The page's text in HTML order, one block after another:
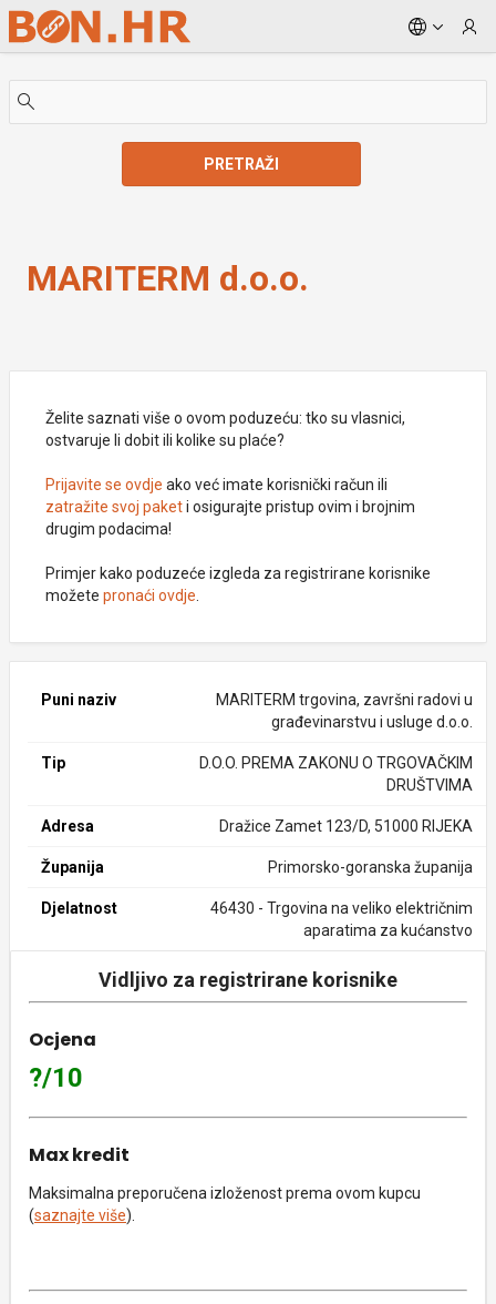
Skip to Main Content
PRETRAŽI
MARITERM d.o.o.
Želite saznati više o ovom poduzeću: tko su vlasnici,
ostvaruje li dobit ili kolike su plaće?
Prijavite se ovdje ako već imate korisnički račun ili
zatražite svoj paketi osigurajte pristup ovim i brojnim
drugim podacima!
Primjer kako poduzeće izgleda za registrirane korisnike
možete pronaći ovdje
Puni naziv
MARITERM trgovina, završni radovi u
građevinarstvu i usluge d.o.o.
Tip
D.O.O. PREMA ZAKONU O TRGOVAČKIM
DRUŠTVIMA
Adresa Dražice Zamet 123/D, 51000 RIJEKA
Županija Primorsko-goranska županija
Djelatnost
46430 - Trgovina na veliko električnim
aparatima za kućanstvo
Vidljivo za registrirane korisnike
Ocjena
?/10
Max kredit
Maksimalna preporučena izloženost prema ovom kupcu
(saznajte više).